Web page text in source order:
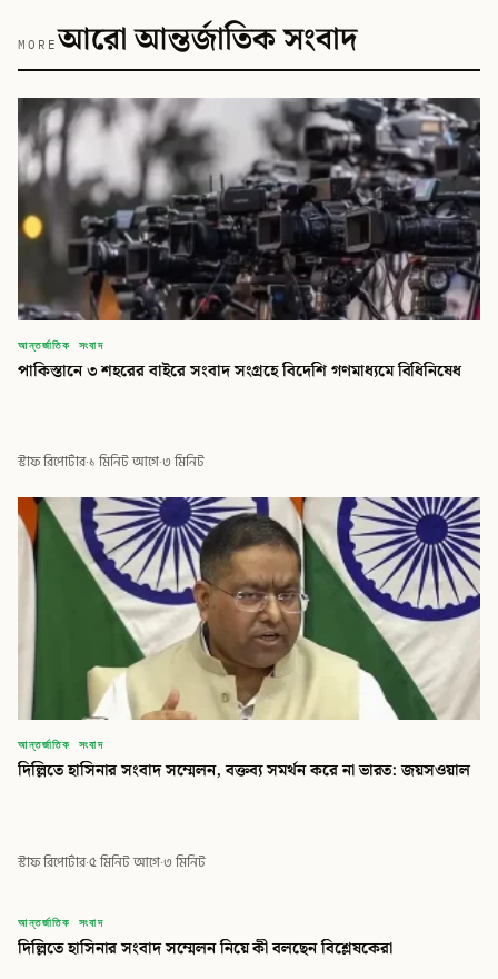
MOREআরো আন্তর্জাতিক সংবাদ
আন্তর্জাতিক সংবাদ
পাকিস্তানে ৩ শহরের বাইরে সংবাদ সংগ্রহে বিদেশি গণমাধ্যমে বিধিনিষেধ
স্টাফ রিপোর্টার·১ মিনিট আগে·৩ মিনিট
আন্তর্জাতিক সংবাদ
দিল্লিতে হাসিনার সংবাদ সম্মেলন, বক্তব্য সমর্থন করে না ভারত: জয়সওয়াল
স্টাফ রিপোর্টার·৫ মিনিট আগে·৩ মিনিট
বিডি
বিডি গ্লোবাল টাইমস
আন্তর্জাতিক সংবাদ
দিল্লিতে হাসিনার সংবাদ সম্মেলন নিয়ে কী বলছেন বিশ্লেষকেরা